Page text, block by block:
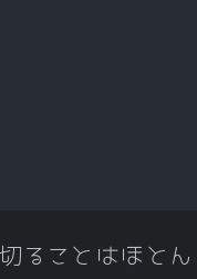
ることはほと